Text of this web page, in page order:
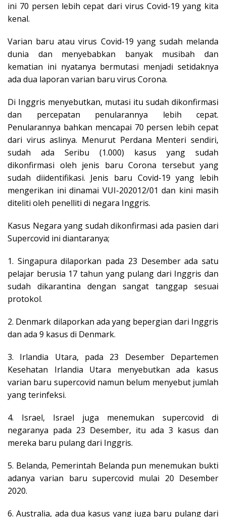
ini 70 persen lebih cepat dari virus Covid-19 yang kita
kenal.
Varian baru atau virus Covid-19 yang sudah melanda
dunia dan menyebabkan banyak musibah dan
kematian ini nyatanya bermutasi menjadi setidaknya
ada dua laporan varian baru virus Corona.
Di Inggris menyebutkan, mutasi itu sudah dikonfirmasi
dan percepatan penularannya lebih cepat.
Penularannya bahkan mencapai 70 persen lebih cepat
dari virus aslinya. Menurut Perdana Menteri sendiri,
sudah ada Seribu (1.000) kasus yang sudah
dikonfirmasi oleh jenis baru Corona tersebut yang
sudah diidentifikasi. Jenis baru Covid-19 yang lebih
mengerikan ini dinamai VUI-202012/01 dan kini masih
diteliti oleh penelliti di negara Inggris.
Kasus Negara yang sudah dikonfirmasi ada pasien dari
Supercovid ini diantaranya;
1. Singapura dilaporkan pada 23 Desember ada satu
pelajar berusia 17 tahun yang pulang dari Inggris dan
sudah dikarantina dengan sangat tanggap sesuai
protokol.
2. Denmark dilaporkan ada yang bepergian dari Inggris
dan ada 9 kasus di Denmark.
3. Irlandia Utara, pada 23 Desember Departemen
Kesehatan Irlandia Utara menyebutkan ada kasus
varian baru supercovid namun belum menyebut jumlah
yang terinfeksi.
4. Israel, Israel juga menemukan supercovid di
negaranya pada 23 Desember, itu ada 3 kasus dan
mereka baru pulang dari Inggris.
5. Belanda, Pemerintah Belanda pun menemukan bukti
adanya varian baru supercovid mulai 20 Desember
2020.
6. Australia, ada dua kasus yang juga baru pulang dari